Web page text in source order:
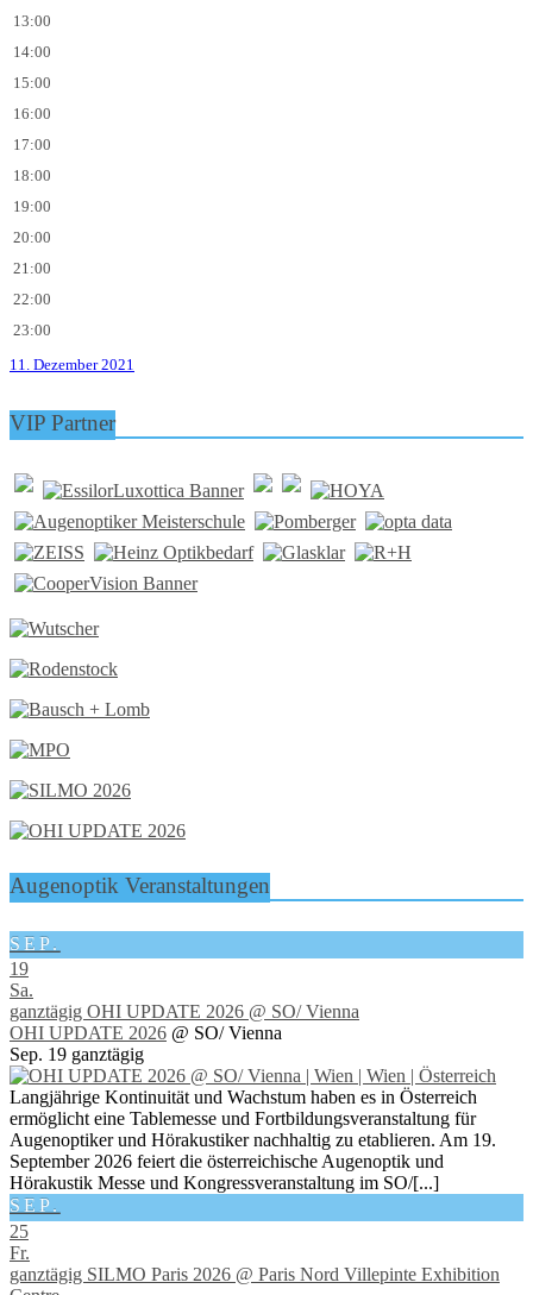
13:00
14:00
15:00
16:00
17:00
18:00
19:00
20:00
21:00
22:00
23:00
11. Dezember 2021
VIP Partner
Augenoptik Veranstaltungen
SEP.
19
Sa.
ganztägig OHI UPDATE 2026 @ SO/ Vienna
OHI UPDATE 2026 @ SO/ Vienna
Sep. 19 ganztägig
Langjährige Kontinuität und Wachstum haben es in Österreich
ermöglicht eine Tablemesse und Fortbildungsveranstaltung für
Augenoptiker und Hörakustiker nachhaltig zu etablieren. Am 19.
September 2026 feiert die österreichische Augenoptik und
Hörakustik Messe und Kongressveranstaltung im SO/[...]
SEP.
25
Fr.
ganztägig SILMO Paris 2026 @ Paris Nord Villepinte Exhibition